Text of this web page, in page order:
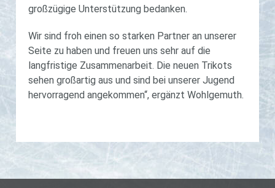
großzügige Unterstützung bedanken.
Wir sind froh einen so starken Partner an unserer
Seite zu haben und freuen uns sehr auf die
langfristige Zusammenarbeit. Die neuen Trikots
sehen großartig aus und sind bei unserer Jugend
hervorragend angekommen“, ergänzt Wohlgemuth.